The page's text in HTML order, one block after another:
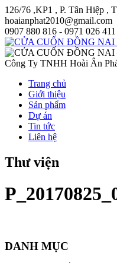
126/76 ,KP1 , P. Tân Hiệp ,
hoaianphat2010@gmail.com
0907 880 816 - 0971 026 411
Công Ty TNHH Hoài Ân
Trang chủ
Giới thiệu
Sản phẩm
Dự án
Tin tức
Liên hệ
Thư viện
DANH MỤC